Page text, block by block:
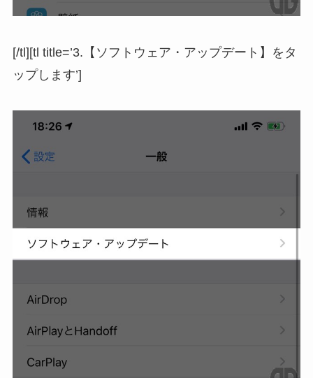
[/tl][tl title=’3.【ソフトウェア・アップデート】をタ
ップします’]